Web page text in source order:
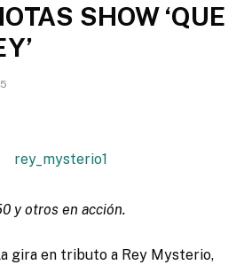
SHOW ‘QUE
y otros en acción.
la gira en tributo a Rey Mysterio,